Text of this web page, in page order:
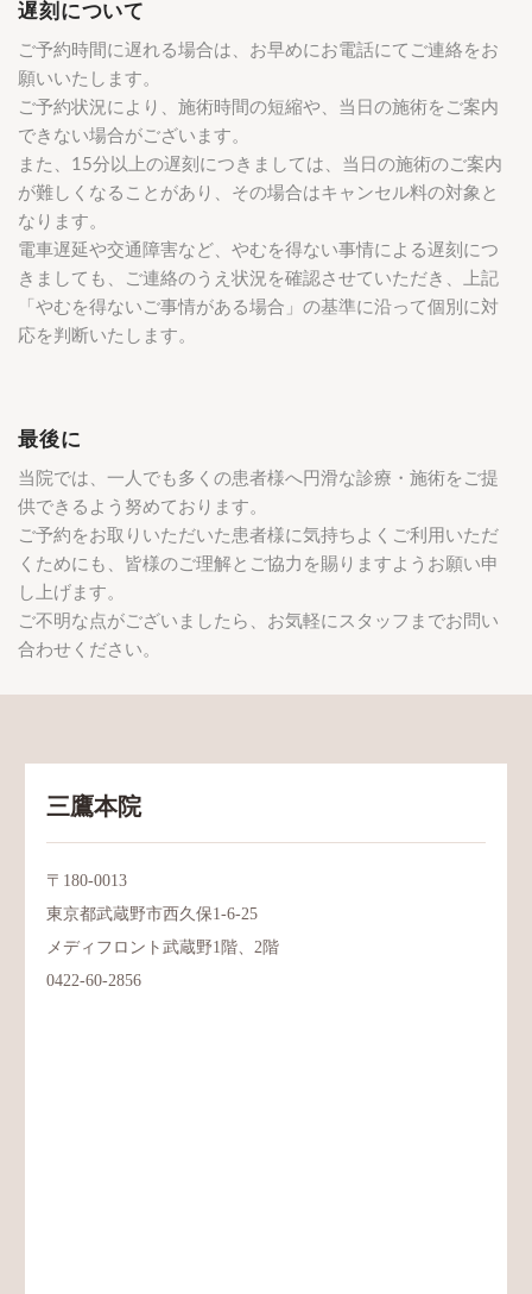
遅刻について
ご予約時間に遅れる場合は、お早めにお電話にてご連絡をお
願いいたします。
ご予約状況により、施術時間の短縮や、当日の施術をご案内
できない場合がございます。
また、15分以上の遅刻につきましては、当日の施術のご案内
が難しくなることがあり、その場合はキャンセル料の対象と
なります。
電車遅延や交通障害など、やむを得ない事情による遅刻につ
きましても、ご連絡のうえ状況を確認させていただき、上記
「やむを得ないご事情がある場合」の基準に沿って個別に対
応を判断いたします。
最後に
当院では、一人でも多くの患者様へ円滑な診療・施術をご提
供できるよう努めております。
ご予約をお取りいただいた患者様に気持ちよくご利用いただ
くためにも、皆様のご理解とご協力を賜りますようお願い申
し上げます。
ご不明な点がございましたら、お気軽にスタッフまでお問い
合わせください。
三鷹本院
〒180-0013
東京都武蔵野市西久保1-6-25
メディフロント武蔵野1階、2階
0422-60-2856